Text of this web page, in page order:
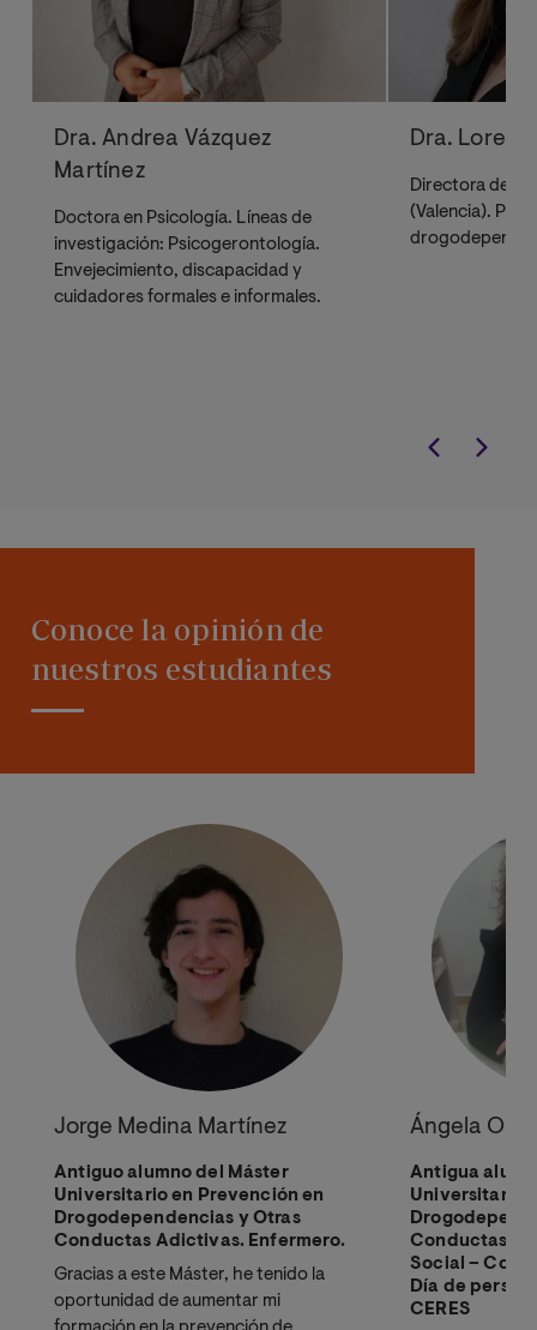
Prácticas
externas
Trabajo Fin de
Dra. Andrea Vázquez
Martínez
Doctora en Psicología. Líneas de
investigación: Psicogerontología.
Envejecimiento, discapacidad y
cuidadores formales e informales.
Dra.
Directora del
(Valencia).
Conoce la opinión de
nuestros estudiantes
Jorge Medina Martínez
Antiguo alumno del Máster
Universitario en Prevención en
Drogodependencias y Otras
Conductas Adictivas. Enfermero.
Gracias a este Máster, he tenido la
oportunidad de aumentar mi
Ángela
Antigua
Universitario
Conductas
Social –
Día de
CERES